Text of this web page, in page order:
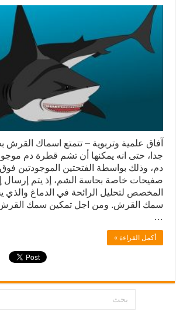
آفاق علمية وتربوية – تتمتع اسماك
جدا، حتى انه يمكنها أن تشم قطرة دم
دم، وذلك بواسطة الفتحتين الموجودتين
صفيحات خاصة بحاسة الشم، إذ يتم إرسال
المخصص لتحليل الرائحة في الدماغ
سمك القرش. ومن اجل تمكين سمك القرش
…
أكمل القراءة »